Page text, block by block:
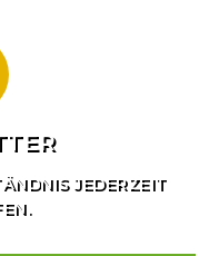
JEDERZEIT